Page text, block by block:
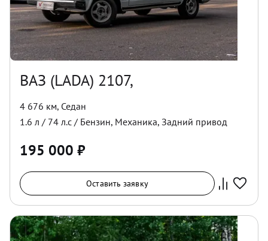
ВАЗ (LADA) 2107,
4 676 км, Седан
1.6 л / 74 л.с / Бензин, Механика, Задний привод
195 000 ₽
Оставить заявку